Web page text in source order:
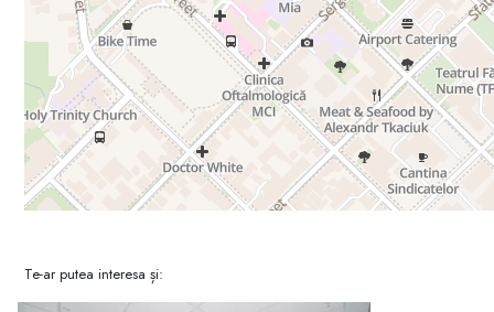
Te-ar putea interesa și: